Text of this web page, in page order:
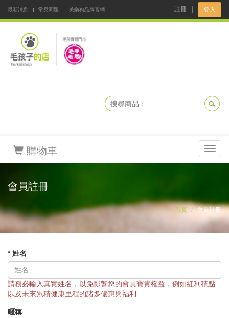
最新消息 常見問題
美樂狗品牌官網
註冊 登入
購物車
會員註冊
首頁 會員註冊
* 姓名
請務必輸入真實姓名，以免影響您的會員寶貴權益，例如紅利積點
以及未來累積健康里程的諸多優惠與福利
暱稱